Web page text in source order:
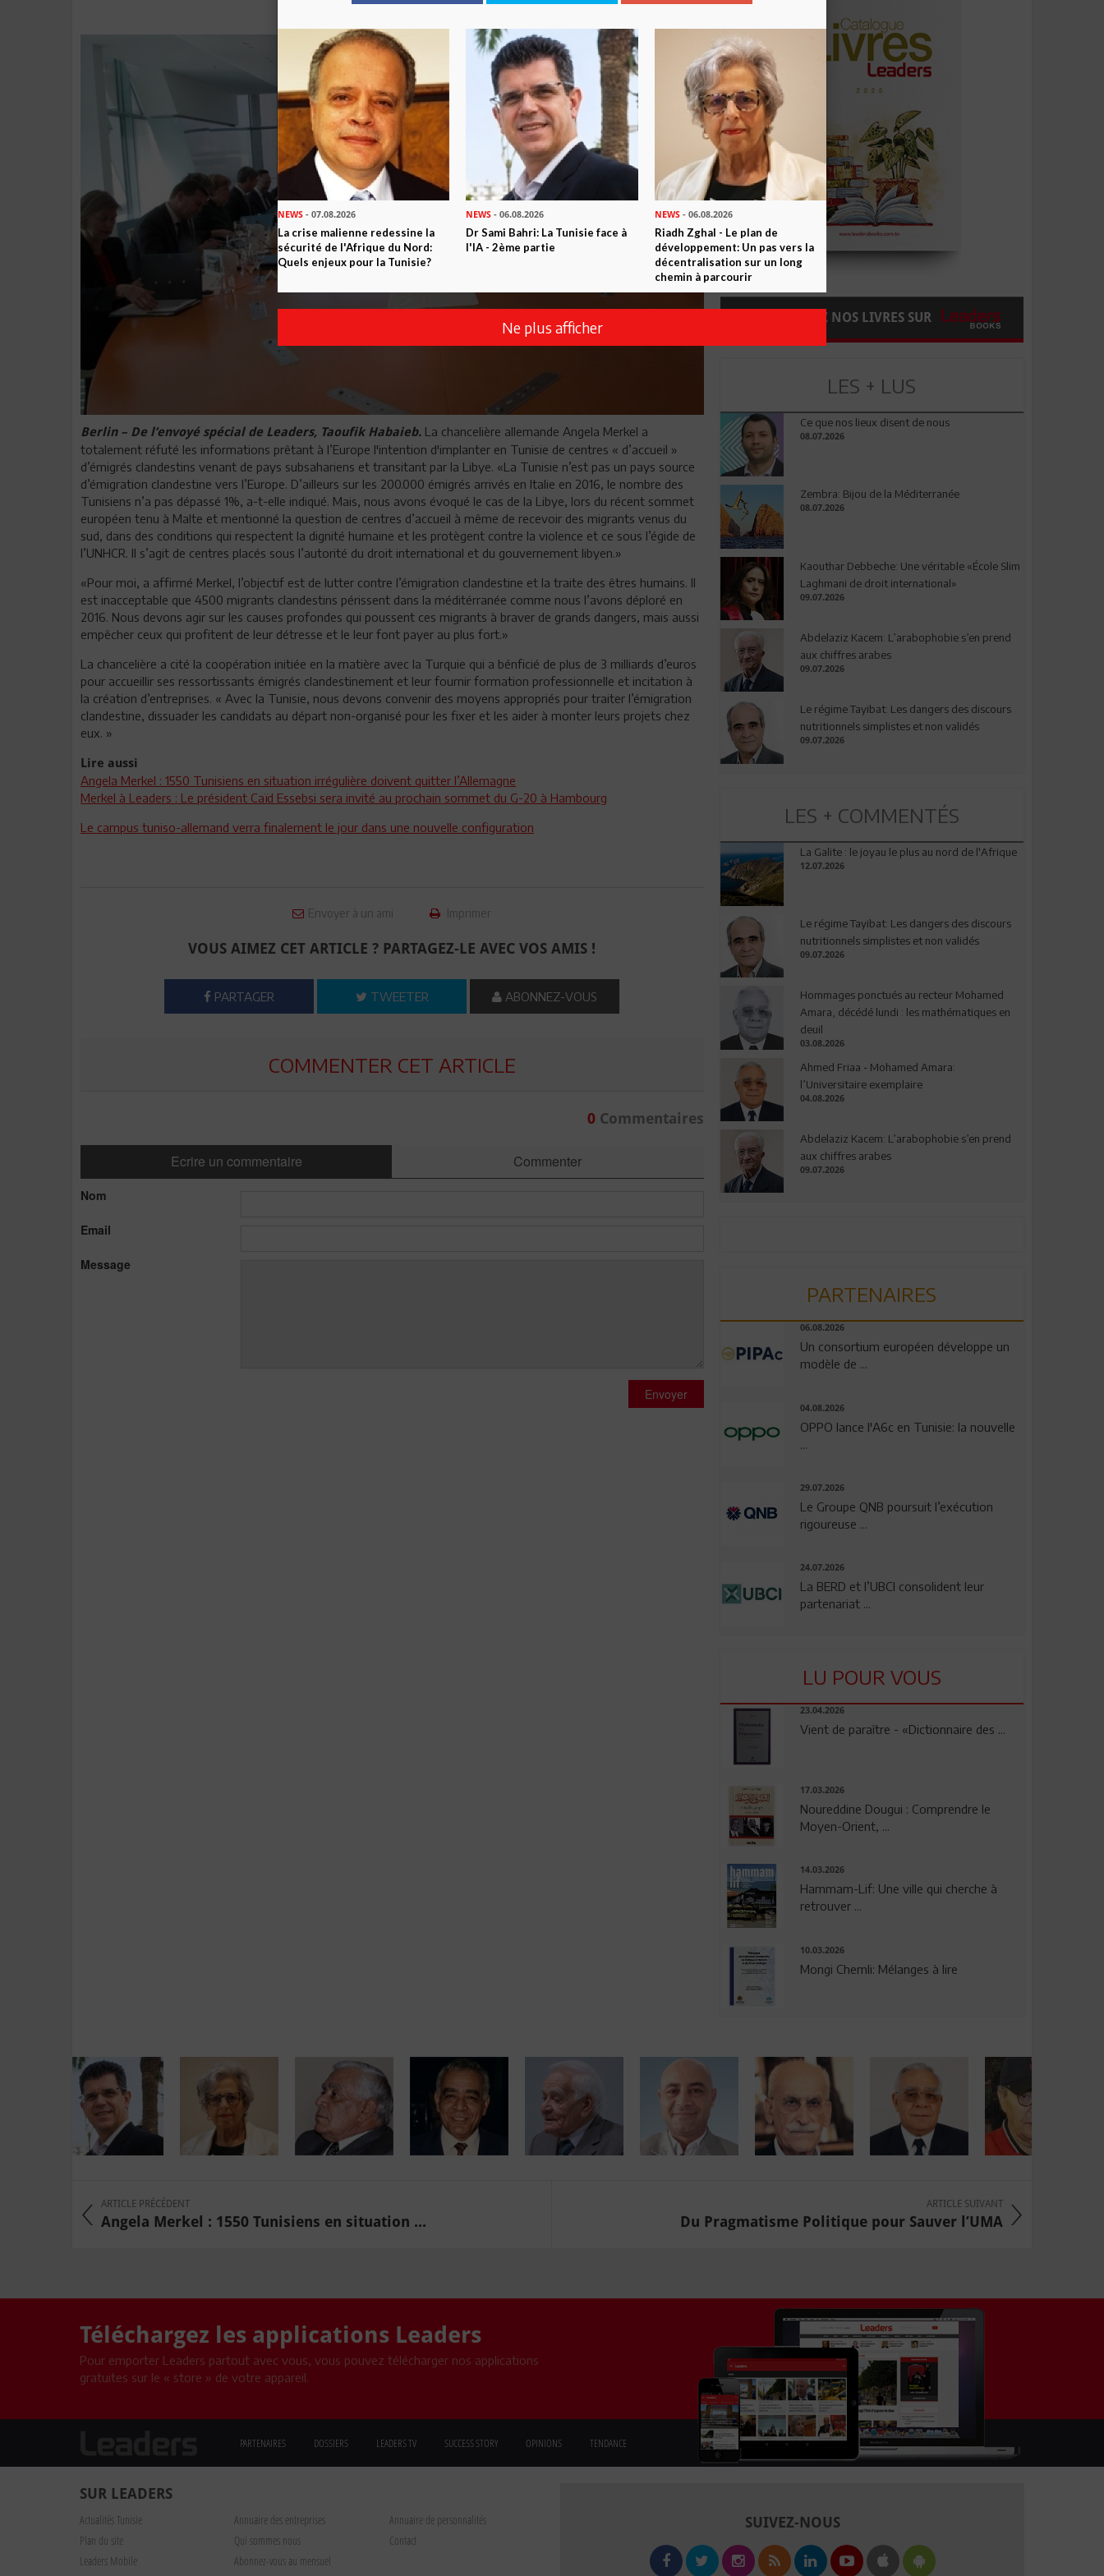
Berlin – De l’envoyé spécial de Leaders, Taoufik Habaieb. La chancelière allemande Angela Merkel a
totalement réfuté les informations prêtant à l’Europe l'intention d'implanter en Tunisie de centres « d’accueil »
d’émigrés clandestins venant de pays subsahariens et transitant par la Libye. «La Tunisie n’est pas un pays source
d’émigration clandestine vers l’Europe. D’ailleurs sur les 200.000 émigrés arrivés en Italie en 2016, le nombre des
Tunisiens n’a pas dépassé 1%, a-t-elle indiqué. Mais, nous avons évoqué le cas de la Libye, lors du récent sommet
européen tenu à Malte et mentionné la question de centres d’accueil à même de recevoir des migrants venus du
sud, dans des conditions qui respectent la dignité humaine et les protègent contre la violence et ce sous l’égide de
l’UNHCR. Il s’agit de centres placés sous l’autorité du droit international et du gouvernement libyen.»
«Pour moi, a affirmé Merkel, l’objectif est de lutter contre l’émigration clandestine et la traite des êtres humains. Il
est inacceptable que 4500 migrants clandestins périssent dans la méditérranée comme nous l’avons déploré en
2016. Nous devons agir sur les causes profondes qui poussent ces migrants à braver de grands dangers, mais aussi
empêcher ceux qui profitent de leur détresse et le leur font payer au plus fort.»
La chancelière a cité la coopération initiée en la matière avec la Turquie qui a bénficié de plus de 3 milliards d’euros
pour accueillir ses ressortissants émigrés clandestinement et leur fournir formation professionnelle et incitation à
la création d’entreprises. « Avec la Tunisie, nous devons convenir des moyens appropriés pour traiter l’émigration
clandestine, dissuader les candidats au départ non-organisé pour les fixer et les aider à monter leurs projets chez
eux. »
Lire aussi
Angela Merkel : 1550 Tunisiens en situation irrégulière doivent quitter l’Allemagne
Merkel à Leaders : Le président Caïd Essebsi sera invité au prochain sommet du G-20 à Hambourg
Le campus tuniso-allemand verra finalement le jour dans une nouvelle configuration
Envoyer à un ami Imprimer
VOUS AIMEZ CET ARTICLE ? PARTAGEZ-LE AVEC VOS AMIS !
PARTAGER TWEETER ABONNEZ-VOUS
COMMENTER CET ARTICLE
0Commentaires
Ecrire un commentaire Commenter
Nom
Email
Message
Envoyer
COMMANDEZ NOS LIVRES SUR
LES + LUS
Ce que nos lieux disent de nous
08.07.2026
Zembra: Bijou de la Méditerranée
08.07.2026
Kaouthar Debbeche: Une véritable «École Slim
Laghmani de droit international»
09.07.2026
Abdelaziz Kacem: L’arabophobie s’en prend
aux chiffres arabes
09.07.2026
Le régime Tayibat: Les dangers des discours
nutritionnels simplistes et non validés
09.07.2026
LES + COMMENTÉS
La Galite : le joyau le plus au nord de l'Afrique
12.07.2026
Le régime Tayibat: Les dangers des discours
nutritionnels simplistes et non validés
09.07.2026
Hommages ponctués au recteur Mohamed
Amara, décédé lundi : les mathématiques en
deuil
03.08.2026
Ahmed Friaa - Mohamed Amara:
l’Universitaire exemplaire
04.08.2026
Abdelaziz Kacem: L’arabophobie s’en prend
aux chiffres arabes
09.07.2026
PARTENAIRES
06.08.2026
Un consortium européen développe un
modèle de ...
04.08.2026
OPPO lance l'A6c en Tunisie: la nouvelle
...
29.07.2026
Le Groupe QNB poursuit l’exécution
rigoureuse ...
24.07.2026
La BERD et l’UBCI consolident leur
partenariat ...
LU POUR VOUS
23.04.2026
Vient de paraître - «Dictionnaire des ...
17.03.2026
Noureddine Dougui : Comprendre le
Moyen-Orient, ...
14.03.2026
Hammam-Lif: Une ville qui cherche à
retrouver ...
10.03.2026
Mongi Chemli: Mélanges à lire
ARTICLE PRÉCÉDENT
Angela Merkel : 1550 Tunisiens en situation ...
ARTICLE SUIVANT
Du Pragmatisme Politique pour Sauver l’UMA
Téléchargez les applications Leaders
Pour emporter Leaders partout avec vous, vous pouvez télécharger nos applications
gratuites sur le « store » de votre appareil.
PARTENAIRES DOSSIERS LEADERS TV SUCCESS STORY OPINIONS TENDANCE
SUR LEADERS
Actualités Tunisie Annuaire des entreprises
Annuaire de personnalités
Plan du site
Qui sommes nous
Contact
Leaders Mobile
Abonnez-vous au mensuel
SUIVEZ-NOUS
NEWS - 07.08.2026
La crise malienne redessine la
sécurité de l'Afrique du Nord:
Quels enjeux pour la Tunisie?
NEWS - 06.08.2026
Dr Sami Bahri: La Tunisie face à
l'IA - 2ème partie
NEWS- 06.08.2026
Riadh Zghal - Le plan de
développement: Un pas vers la
décentralisation sur un long
chemin à parcourir
Ne plus afficher